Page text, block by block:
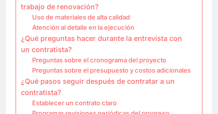
trabajo de renovación?
Uso de materiales de alta calidad
Atención al detalle en la ejecución
¿Qué preguntas hacer durante la entrevista con
un contratista?
Preguntas sobre el cronograma del proyecto
Preguntas sobre el presupuesto y costos adicionales
¿Qué pasos seguir después de contratar a un
contratista?
Establecer un contrato claro